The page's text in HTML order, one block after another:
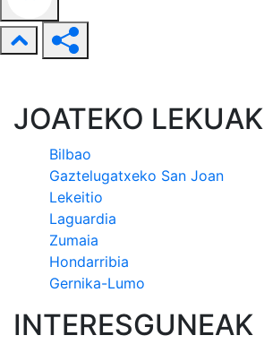
JOATEKO LEKUAK
Bilbao
Gaztelugatxeko San Joan
Lekeitio
Laguardia
Zumaia
Hondarribia
Gernika-Lumo
INTERESGUNEAK